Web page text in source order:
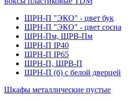
ЩРН-П "ЭКО" - цвет бук
ЩРН-П "ЭКО" - цвет сосна
ЩРН-Пм, ЩРВ-Пм
ЩРН-П IP40
ЩРН-П IP65
ЩРН-П, ЩРВ-П
ЩРН-П (б) с белой дверцей
Шкафы металлические пустые